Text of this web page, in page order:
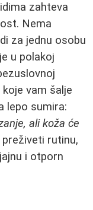
zahteva
Nema
za jednu osobu
u polakoj
vam šalje
lepo sumira:
ali koža će
rutinu,
i otporn